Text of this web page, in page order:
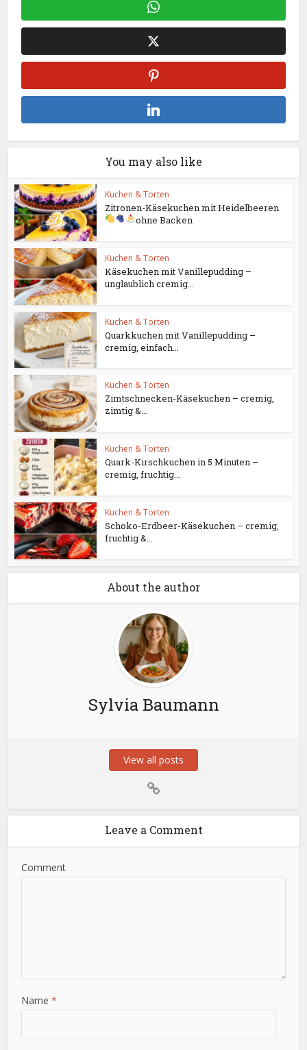
You may also like
Kuchen & Torten
Zitronen-Käsekuchen mit Heidelbeeren
ohne Backen
Kuchen & Torten
Käsekuchen mit Vanillepudding –
unglaublich cremig...
Kuchen & Torten
Quarkkuchen mit Vanillepudding –
cremig, einfach...
Kuchen & Torten
Zimtschnecken-Käsekuchen – cremig,
zimtig &...
Kuchen & Torten
Quark-Kirschkuchen in 5 Minuten –
cremig, fruchtig...
Kuchen & Torten
Schoko-Erdbeer-Käsekuchen – cremig,
fruchtig &...
About the author
Sylvia Baumann
View all posts
Leave a Comment
Comment
Name*